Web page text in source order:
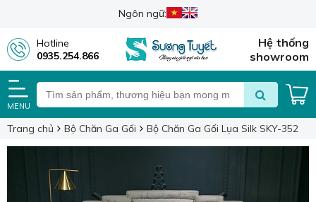
Ngôn ngữ:
Hotline
0935.254.866
Hệ thống
showroom
MENU
Trang chủ Bộ Chăn Ga Gối Bộ Chăn Ga Gối Lụa Silk SKY-352